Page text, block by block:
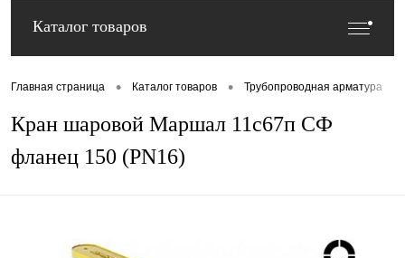
Каталог товаров
Главная страница • Каталог товаров • Трубопроводная арматура
Кран шаровой Маршал 11с67п СФ
фланец 150 (PN16)